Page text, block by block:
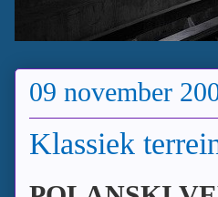
09 november
Klassiek